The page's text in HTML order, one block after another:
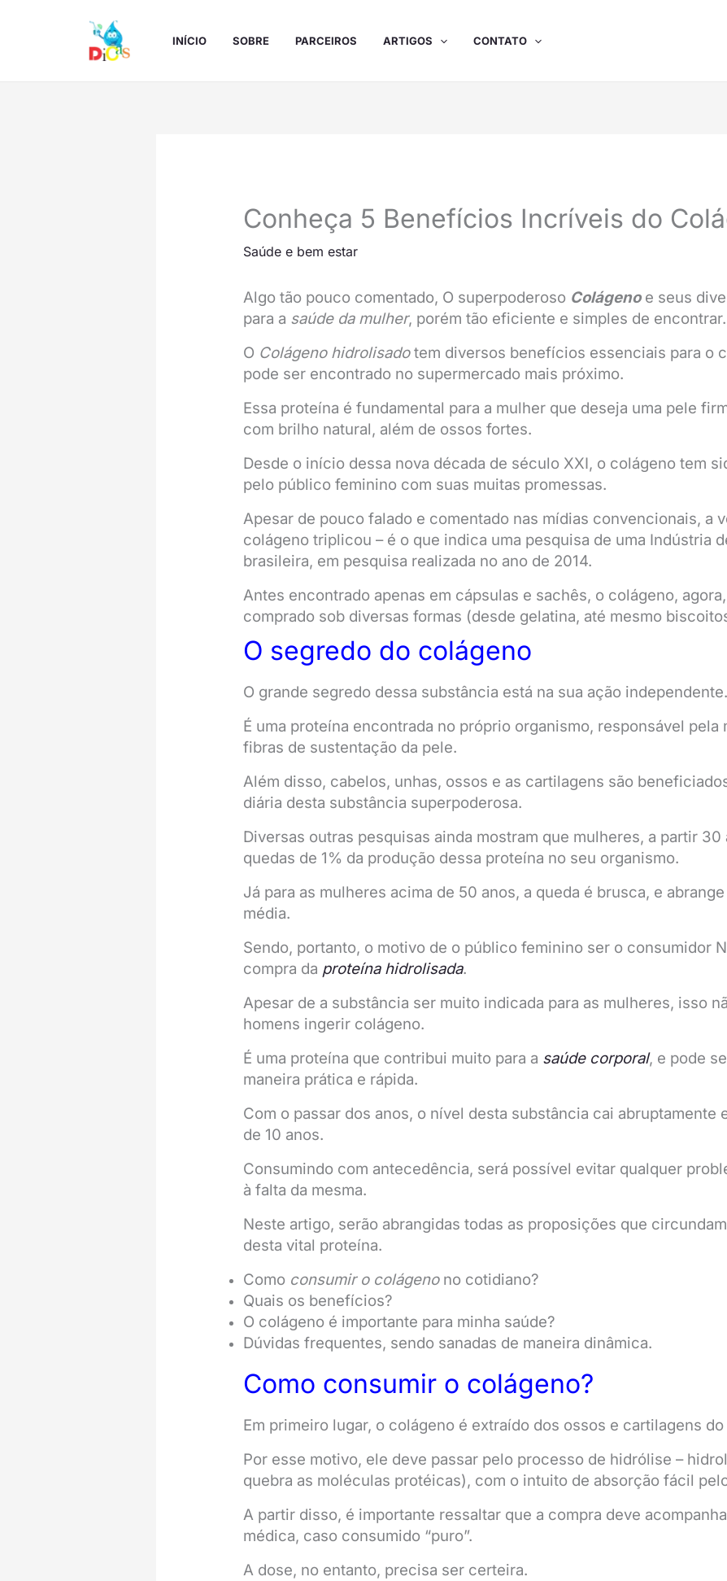
INÍCIO SOBRE PARCEIROS ARTIGOS CONTATO
Conheça 5 Benefícios Incríveis do
Saúde e bem estar
Algo tão pouco comentado, O superpoderoso Colágenoe seus
para a saúde da mulher, porém tão eficiente e simples de encontrar.
O Colágeno hidrolisadotem diversos benefícios essenciais para o
pode ser encontrado no supermercado mais próximo.
Essa proteína é fundamental para a mulher que deseja uma pele
com brilho natural, além de ossos fortes.
Desde o início dessa nova década de século XXI, o colágeno tem
pelo público feminino com suas muitas promessas.
Apesar de pouco falado e comentado nas mídias convencionais, a
colágeno triplicou – é o que indica uma pesquisa de uma Indústria
brasileira, em pesquisa realizada no ano de 2014.
Antes encontrado apenas em cápsulas e sachês, o colágeno,
comprado sob diversas formas (desde gelatina, até mesmo
O segredo do colágeno
O grande segredo dessa substância está na sua ação independente.
É uma proteína encontrada no próprio organismo, responsável pela
fibras de sustentação da pele.
Além disso, cabelos, unhas, ossos e as cartilagens são
diária desta substância superpoderosa.
Diversas outras pesquisas ainda mostram que mulheres, a partir 30
quedas de 1% da produção dessa proteína no seu organismo.
Já para as mulheres acima de 50 anos, a queda é brusca, e
média.
Sendo, portanto, o motivo de o público feminino ser o consumidor
compra da proteína hidrolisada.
Apesar de a substância ser muito indicada para as mulheres, isso
homens ingerir colágeno.
É uma proteína que contribui muito para a saúde corporal, e pode
maneira prática e rápida.
Com o passar dos anos, o nível desta substância cai abruptamente
de 10 anos.
Consumindo com antecedência, será possível evitar qualquer
à falta da mesma.
Neste artigo, serão abrangidas todas as proposições que
desta vital proteína.
Como consumir o colágenono cotidiano?
Quais os benefícios?
O colágeno é importante para minha saúde?
Dúvidas frequentes, sendo sanadas de maneira dinâmica.
Como consumir o colágeno?
Em primeiro lugar, o colágeno é extraído dos ossos e cartilagens do
Por esse motivo, ele deve passar pelo processo de hidrólise –
quebra as moléculas protéicas), com o intuito de absorção fácil
A partir disso, é importante ressaltar que a compra deve
médica, caso consumido “puro”.
A dose, no entanto, precisa ser certeira.